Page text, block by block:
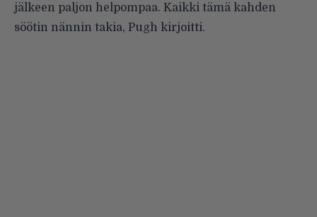
jälkeen paljon helpompaa. Kaikki tämä kahden
söötin nännin takia, Pugh kirjoitti.